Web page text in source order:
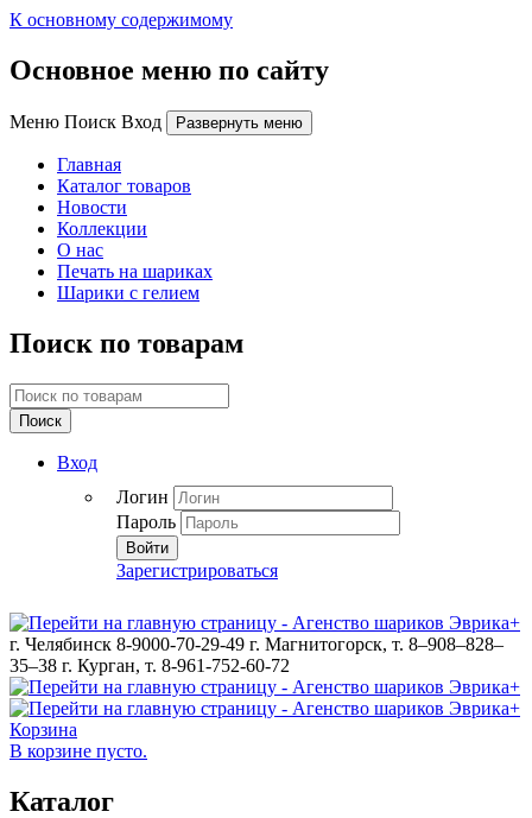
К основному содержимому
Основное меню по сайту
Меню Поиск Вход Развернуть меню
Главная
Каталог товаров
Новости
Коллекции
О нас
Печать на шариках
Шарики с гелием
Поиск по товарам
Поиск
Вход
Логин
Пароль
Войти
Зарегистрироваться
г. Челябинск 8-9000-70-29-49 г. Магнитогорск, т. 8–908–828–
35–38 г. Курган, т. 8-961-752-60-72
Корзина
В корзине пусто.
Каталог